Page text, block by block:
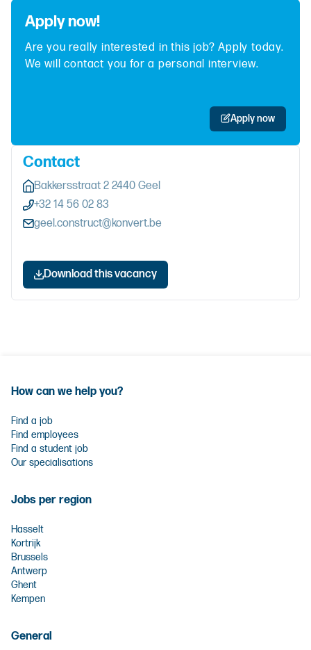
Apply now!
Are you really interested in this job? Apply today.
We will contact you for a personal interview.
Apply now
Contact
Bakkersstraat 2 2440 Geel
+32 14 56 02 83
geel.construct@konvert.be
Download this vacancy
How can we help you?
Find a job
Find employees
Find a student job
Our specialisations
Jobs per region
Hasselt
Kortrijk
Brussels
Antwerp
Ghent
Kempen
General